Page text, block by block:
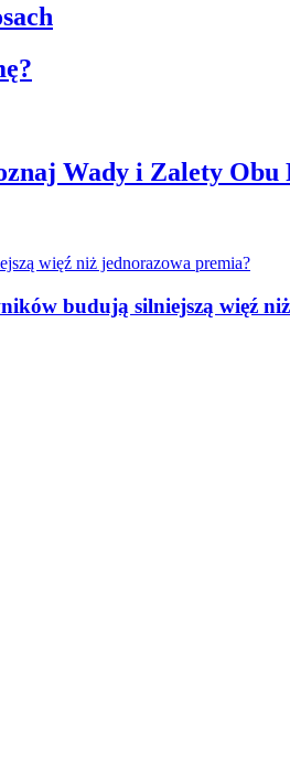
Wady i Zalety Obu
budują silniejszą więź